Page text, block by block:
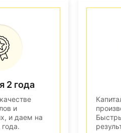
2 года
и
и даем на